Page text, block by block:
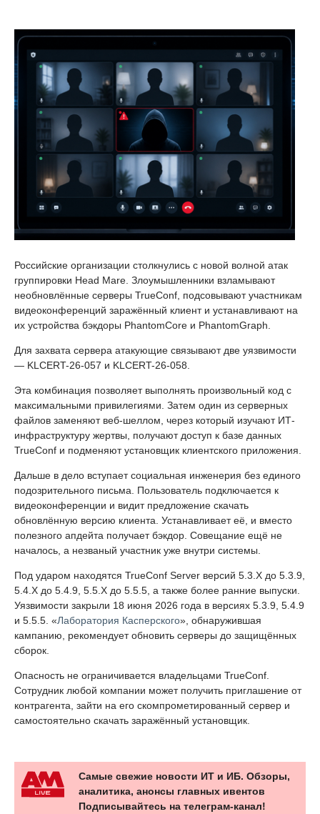
Российские организации столкнулись с новой волной атак
группировки Head Mare. Злоумышленники взламывают
необновлённые серверы TrueConf, подсовывают участникам
видеоконференций заражённый клиент и устанавливают на
их устройства бэкдоры PhantomCore и PhantomGraph.
Для захвата сервера атакующие связывают две уязвимости
— KLCERT-26-057 и KLCERT-26-058.
Эта комбинация позволяет выполнять произвольный код с
максимальными привилегиями. Затем один из серверных
файлов заменяют веб-шеллом, через который изучают ИТ-
инфраструктуру жертвы, получают доступ к базе данных
TrueConf и подменяют установщик клиентского приложения.
Дальше в дело вступает социальная инженерия без единого
подозрительного письма. Пользователь подключается к
видеоконференции и видит предложение скачать
обновлённую версию клиента. Устанавливает её, и вместо
полезного апдейта получает бэкдор. Совещание ещё не
началось, а незваный участник уже внутри системы.
Под ударом находятся TrueConf Server версий 5.3.X до 5.3.9,
5.4.X до 5.4.9, 5.5.X до 5.5.5, а также более ранние выпуски.
Уязвимости закрыли 18 июня 2026 года в версиях 5.3.9, 5.4.9
и 5.5.5. «Лаборатория Касперского», обнаружившая
кампанию, рекомендует обновить серверы до защищённых
сборок.
Опасность не ограничивается владельцами TrueConf.
Сотрудник любой компании может получить приглашение от
контрагента, зайти на его скомпрометированный сервер и
самостоятельно скачать заражённый установщик.
Самые свежие новости ИТ и ИБ. Обзоры,
аналитика, анонсы главных ивентов
Подписывайтесь на телеграм-канал!